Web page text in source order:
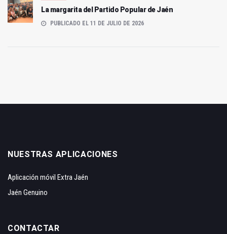
La margarita del Partido Popular de Jaén
PUBLICADO EL 11 DE JULIO DE 2026
NUESTRAS APLICACIONES
Aplicación móvil Extra Jaén
Jaén Genuino
CONTACTAR